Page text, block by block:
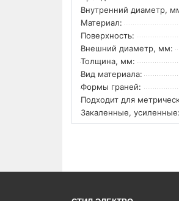
Внутренний диаметр,
Материал:
Поверхность:
Внешний диаметр, мм:
Толщина, мм:
Вид материала:
Формы граней:
Подходит для
Закаленные, усиленные: